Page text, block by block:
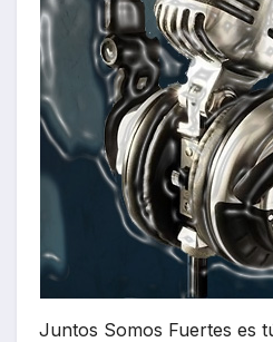
Juntos Somos Fuertes es